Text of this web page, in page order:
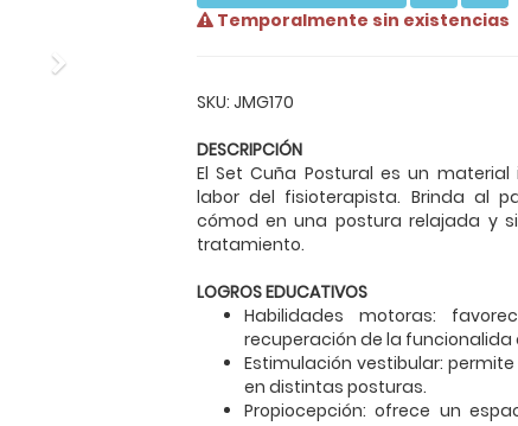
Next
Temporalmente sin existencias
SKU: JMG170
DESCRIPCIÓN
El Set Cuña Postural es un
labor del fisioterapista. Brinda al
cómod en una postura relajada y
tratamiento.
LOGROS EDUCATIVOS
Habilidades motoras:
recuperación de la funcionalida
Estimulación vestibular:
en distintas posturas.
Propiocepción: ofrece un